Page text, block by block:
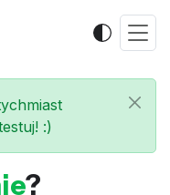
:)
?